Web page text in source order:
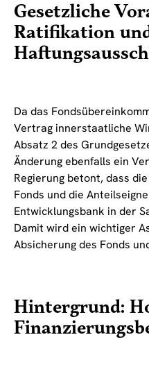
Gesetzliche
Ratifikation
Da das
Vertrag innerstaatliche
Absatz 2 des
Änderung ebenfalls ein
Regierung betont, dass
Fonds und die
Entwicklungsbank in der
Damit wird ein wichtiger
Absicherung des Fonds
Hintergrund: